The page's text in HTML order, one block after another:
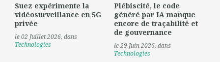
Suez expérimente la
vidéosurveillance en 5G
privée
le 02 Juillet 2026, dans
Technologies
Plébiscité, le code
généré par IA manque
encore de traçabilité et
de gouvernance
le 29 Juin 2026, dans
Technologies